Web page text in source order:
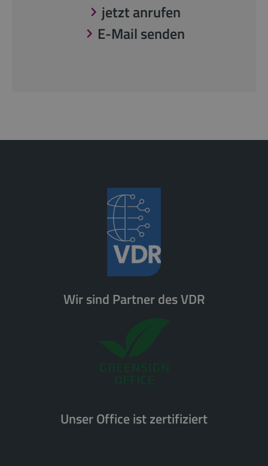
jetzt anrufen
E-Mail senden
Wir sind Partner des VDR
Unser Office ist zertifiziert